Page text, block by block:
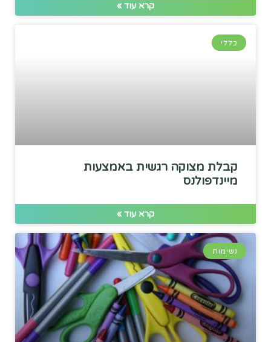
קרא עוד »
כללי
קבלת מצוקה רגשית באמצעות
מיינדפולנס
קרא עוד »
נשימות